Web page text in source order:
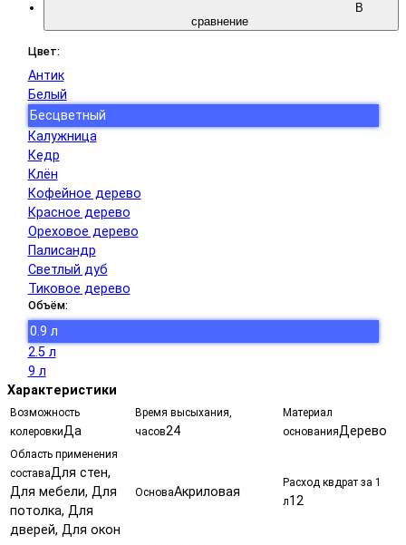
В
сравнение
Цвет:
Антик
Белый
Бесцветный
Калужница
Кедр
Клён
Кофейное дерево
Красное дерево
Ореховое дерево
Палисандр
Светлый дуб
Тиковое дерево
Объём:
0.9 л
2.5 л
9 л
Характеристики
Возможность
колеровкиДа
Время высыхания,
часов24
Материал
основанияДерево
Область применения
составаДля стен,
Для мебели, Для
потолка, Для
дверей, Для окон
ОсноваАкриловая
Расход квдрат за 1
л12